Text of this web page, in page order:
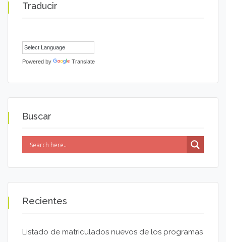
Traducir
Powered by Translate
Buscar
Recientes
Listado de matriculados nuevos de los programas